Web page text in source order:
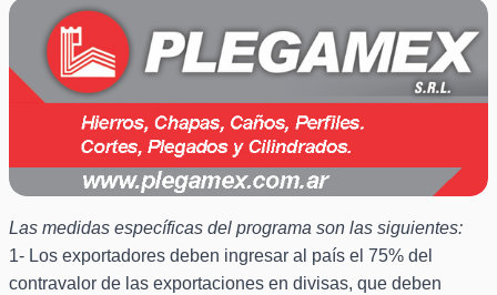
Las medidas específicas del programa son las siguientes:
1- Los exportadores deben ingresar al país el 75% del
contravalor de las exportaciones en divisas, que deben